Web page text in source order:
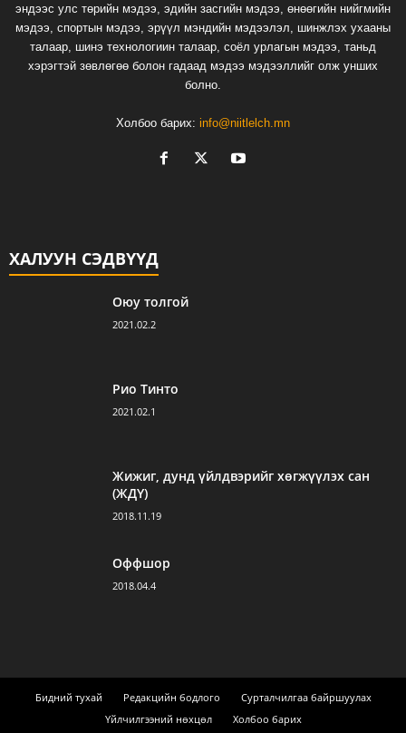
эндээс улс төрийн мэдээ, эдийн засгийн мэдээ, өнөөгийн нийгмийн
мэдээ, спортын мэдээ, эрүүл мэндийн мэдээлэл, шинжлэх ухааны
талаар, шинэ технологиин талаар, соёл урлагын мэдээ, таньд
хэрэгтэй зөвлөгөө болон гадаад мэдээ мэдээллийг олж унших
болно.
Холбоо барих: info@niitlelch.mn
ХАЛУУН СЭДВҮҮД
Оюу толгой
2021.02.2
Рио Тинто
2021.02.1
Жижиг, дунд үйлдвэрийг хөгжүүлэх сан
(ЖДҮ)
2018.11.19
Оффшор
2018.04.4
Бидний тухай Редакцийн бодлого
Сурталчилгаа байршуулах
Үйлчилгээний нөхцөл
Холбоо барих